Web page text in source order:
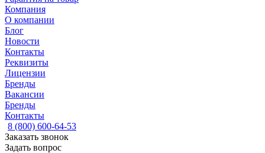
Компания
О компании
Блог
Новости
Контакты
Реквизиты
Лицензии
Бренды
Вакансии
Бренды
Контакты
8 (800) 600-64-53
Заказать звонок
Задать вопрос